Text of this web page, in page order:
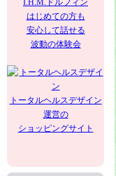
はじめての方も
安心して話せる
波動の体験会
トータルヘルスデザイン
運営の
ショッピングサイト